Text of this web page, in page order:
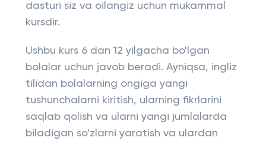
dasturi siz va oilangiz uchun mukammal
kursdir.
Ushbu kurs 6 dan 12 yilgacha bo'lgan
bolalar uchun javob beradi. Ayniqsa, ingliz
tilidan bolalarning ongiga yangi
tushunchalarni kiritish, ularning fikrlarini
saqlab qolish va ularni yangi jumlalarda
biladigan so'zlarni yaratish va ulardan